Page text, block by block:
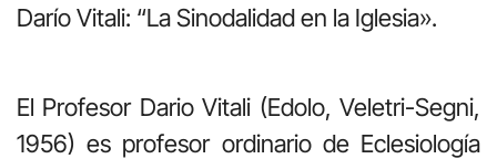
Darío Vitali: “La Sinodalidad en la Iglesia».
El Profesor Dario Vitali (Edolo, Veletri-Segni,
1956) es profesor ordinario de Eclesiología